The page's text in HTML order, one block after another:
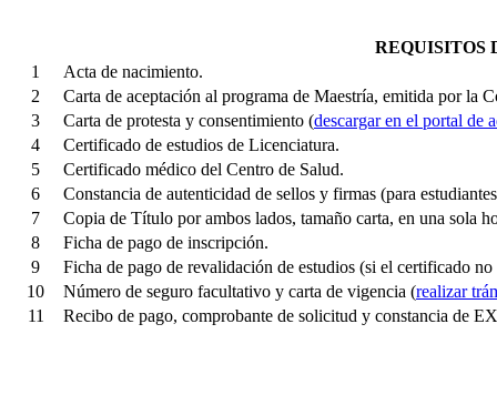
REQUISITOS
1
Acta de nacimiento.
2
Carta de aceptación al programa de Maestría, emitida por la
3
Carta de protesta y consentimiento (descargar en el portal de
4
Certificado de estudios de Licenciatura.
5
Certificado médico del Centro de Salud.
6
Constancia de autenticidad de sellos y firmas (para
7
Copia de Título por ambos lados, tamaño carta, en una sola
8
Ficha de pago de inscripción.
9
Ficha de pago de revalidación de estudios (si el certificado
10
Número de seguro facultativo y carta de vigencia (realizar
11
Recibo de pago, comprobante de solicitud y constancia de